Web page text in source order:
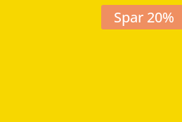
Spar 20%